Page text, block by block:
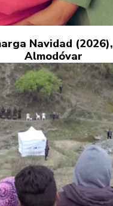
Navidad
Almodóvar